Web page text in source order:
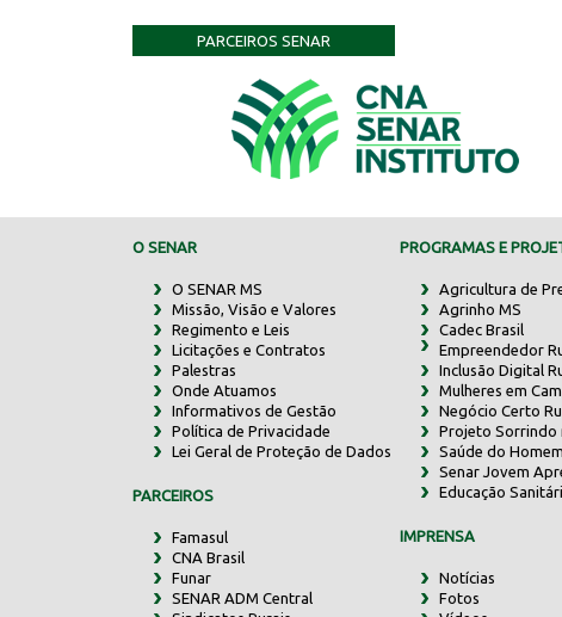
PARCEIROS SENAR
O SENAR
O SENAR MS
Missão, Visão e Valores
Regimento e Leis
Licitações e Contratos
Palestras
Onde Atuamos
Informativos de Gestão
Política de Privacidade
Lei Geral de Proteção de Dados
PARCEIROS
Famasul
CNA Brasil
Funar
SENAR ADM Central
PROGRAMAS E
Agricultura de
Agrinho MS
Cadec Brasil
Empreendedor
Inclusão Digital
Mulheres em
Negócio Certo
Projeto Sorrindo
Saúde do
Senar Jovem
Educação
IMPRENSA
Notícias
Fotos